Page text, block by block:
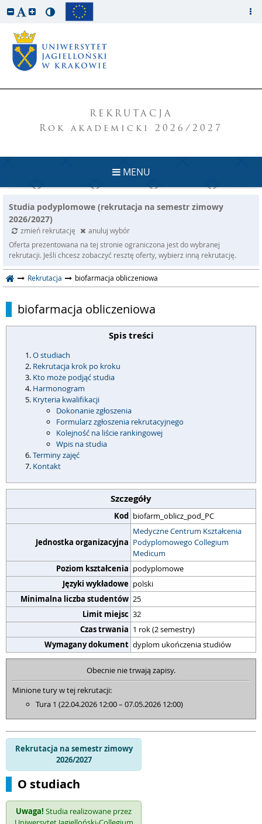
REKRUTACJA
Rok akademicki 2026/2027
MENU
Studia podyplomowe (rekrutacja na semestr zimowy
2026/2027)
zmień rekrutację
anuluj wybór
Oferta prezentowana na tej stronie ograniczona jest do wybranej
rekrutacji. Jeśli chcesz zobaczyć resztę oferty, wybierz inną rekrutację.
Rekrutacja biofarmacja obliczeniowa
biofarmacja obliczeniowa
Spis treści
O studiach
Rekrutacja krok po kroku
Kto może podjąć studia
Harmonogram
Kryteria kwalifikacji
Dokonanie zgłoszenia
Formularz zgłoszenia rekrutacyjnego
Kolejność na liście rankingowej
Wpis na studia
Terminy zajęć
Kontakt
Szczegóły
Kod biofarm_oblicz_pod_PC
Jednostka organizacyjna
Medyczne Centrum Kształcenia
Podyplomowego Collegium
Medicum
Poziom kształcenia podyplomowe
Języki wykładowe polski
Minimalna liczba studentów 25
Limit miejsc 32
Czas trwania 1 rok (2 semestry)
Wymagany dokument dyplom ukończenia studiów
Obecnie nie trwają zapisy.
Minione tury w tej rekrutacji:
Tura 1 (22.04.2026 12:00 – 07.05.2026 12:00)
Rekrutacja na semestr zimowy
2026/2027
O studiach
Uwaga! Studia realizowane przez